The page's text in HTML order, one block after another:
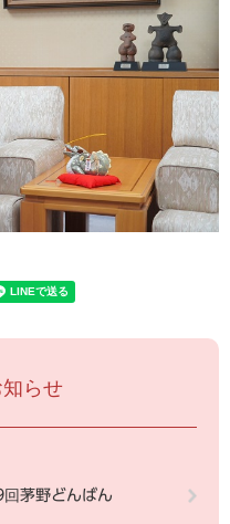
らせ
回茅野どんばん